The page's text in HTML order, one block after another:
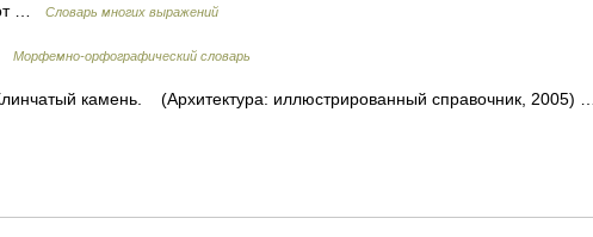
…
Словарь многих выражений
Морфемно-орфографический словарь
камень. (Архитектура: иллюстрированный справочник, 2005) …